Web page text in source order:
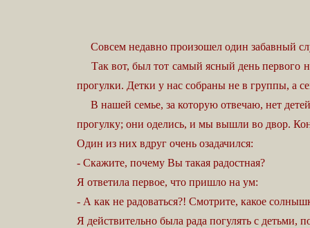
Совсем недавно произошел один забавный
Так вот, был тот самый ясный день первого
прогулки. Детки у нас собраны не в группы, а
В нашей семье, за которую отвечаю, нет детей
прогулку; они оделись, и мы вышли во двор.
Один из них вдруг очень озадачился:
- Скажите, почему Вы такая радостная?
Я ответила первое, что пришло на ум:
- А как не радоваться?! Смотрите, какое
Я действительно была рада погулять с детьми,